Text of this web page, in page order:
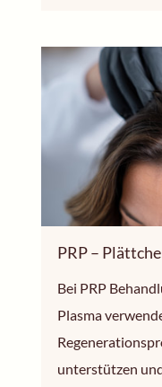
PRP –
Bei PRP
Plasma
unterstützen